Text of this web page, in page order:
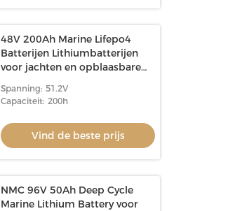
48V 200Ah Marine Lifepo4
Batterijen Lithiumbatterijen
voor jachten en opblaasbare
Spanning: 51.2V
Capaciteit: 200h
Vind de beste prijs
NMC 96V 50Ah Deep Cycle
Marine Lithium Battery voor